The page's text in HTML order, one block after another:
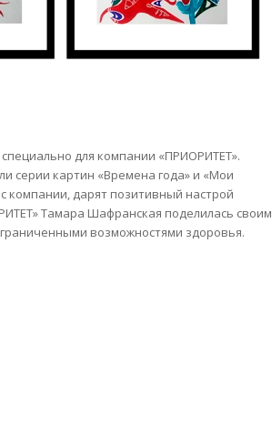
для компании «ПРИОРИТЕТ».
серии картин «Времена года» и «Мои
дарят позитивный настрой
Тамара Шафранская поделилась своим
возможностями здоровья.